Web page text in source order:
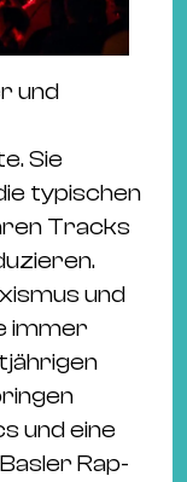
und
Sie
typischen
Tracks
und
immer
und eine
Rap-